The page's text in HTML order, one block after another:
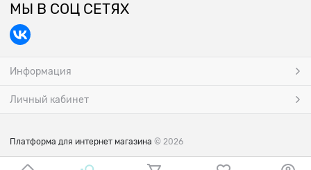
МЫ В СОЦ СЕТЯХ
Информация
Личный кабинет
Платформа для интернет магазина © 2026